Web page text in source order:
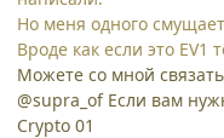
Но меня одного
Вроде как если это EV1
Можете со мной
@supra_of Если вам
Crypto 01